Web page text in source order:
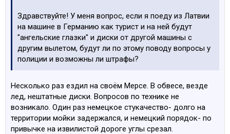
Здравствуйте! У меня вопрос, если я поеду из Латвии
на машине в Германию как турист и на ней будут
"ангельские глазки" и диски от другой машины с
другим вылетом, будут ли по этому поводу вопросы у
полиции и возможны ли штрафы?
Несколько раз ездил на своём Мерсе. В обвесе, везде
лед, нештатные диски. Вопросов по технике не
возникало. Один раз немецкое стукачество- долго на
территории мойки задержался, и немецкий порядок- по
привычке на извилистой дороге углы срезал.